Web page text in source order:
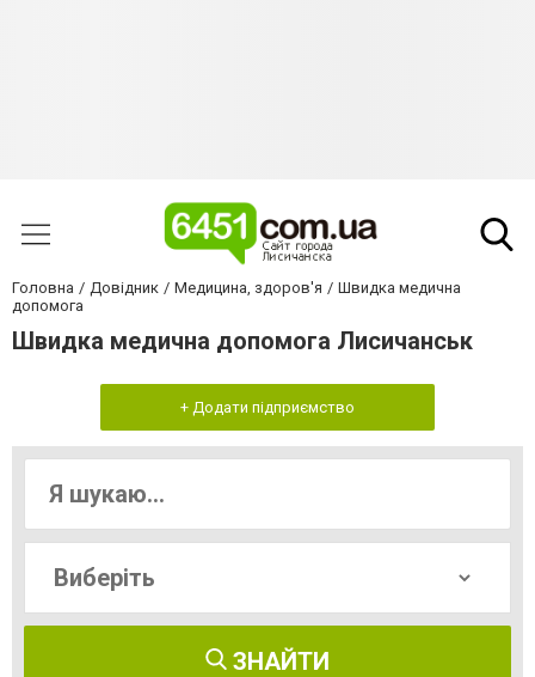
Головна Довідник Медицина, здоров'я
Швидка медична
допомога
Швидка медична допомога Лисичанськ
+ Додати підприємство
ЗНАЙТИ